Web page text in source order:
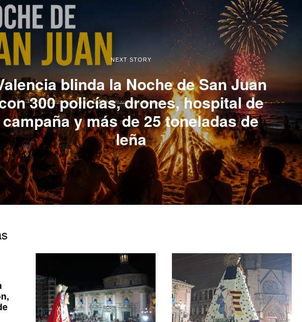
NEXT STORY
blinda la Noche de San Juan
300 policías, drones, hospital de
campaña y más de 25 toneladas de
leña